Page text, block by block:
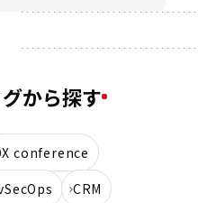
から探す
conference
CRM